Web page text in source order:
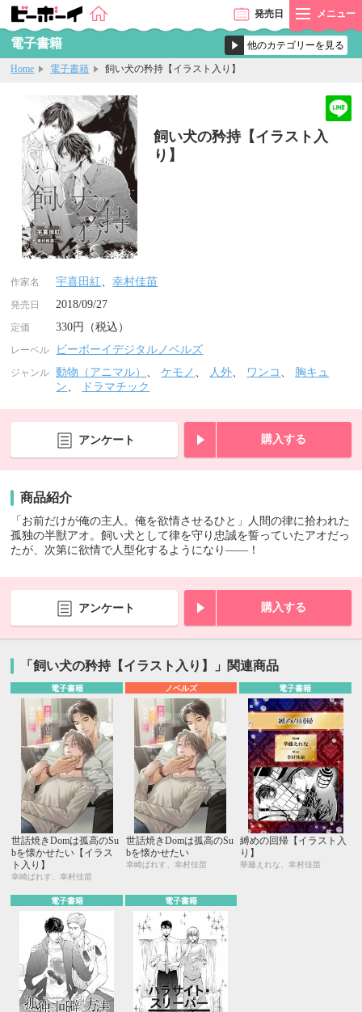
発売日 メニュー
電子書籍
Home 電子書籍 飼い犬の矜持【イラスト入り】
飼い犬の矜持【イラスト入
り】
作家名 宇喜田紅、幸村佳苗
発売日 2018/09/27
定価 330円（税込）
レーベル ビーボーイデジタルノベルズ
ジャンル 動物（アニマル） 、ケモノ 、 人外、 ワンコ 、 胸キュ
ン、 ドラマチック
アンケート 購入する
商品紹介
「お前だけが俺の主人。俺を欲情させるひと」人間の律に拾われた
孤独の半獣アオ。飼い犬として律を守り忠誠を誓っていたアオだっ
たが、次第に欲情で人型化するようになり――！
アンケート 購入する
「飼い犬の矜持【イラスト入り】」関連商品
電子書籍
世話焼きDomは孤高のSu
bを懐かせたい【イラス
ト入り】
幸崎ぱれす、幸村佳苗
ノベルズ
世話焼きDomは孤高のSu
bを懐かせたい
幸崎ぱれす、幸村佳苗
電子書籍
縛めの回帰【イラスト入
り】
華藤えれな、幸村佳苗
電子書籍 電子書籍